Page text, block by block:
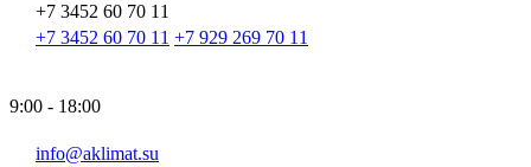
+7 3452 60 70 11
+7 3452 60 70 11 +7 929 269 70 11
9:00 - 18:00
info@aklimat.su